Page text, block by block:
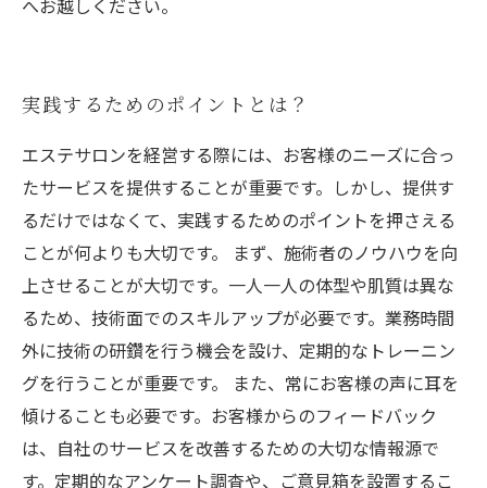
へお越しください。
実践するためのポイントとは？
エステサロンを経営する際には、お客様のニーズに合っ
たサービスを提供することが重要です。しかし、提供す
るだけではなくて、実践するためのポイントを押さえる
ことが何よりも大切です。 まず、施術者のノウハウを向
上させることが大切です。一人一人の体型や肌質は異な
るため、技術面でのスキルアップが必要です。業務時間
外に技術の研鑽を行う機会を設け、定期的なトレーニン
グを行うことが重要です。 また、常にお客様の声に耳を
傾けることも必要です。お客様からのフィードバック
は、自社のサービスを改善するための大切な情報源で
す。定期的なアンケート調査や、ご意見箱を設置するこ